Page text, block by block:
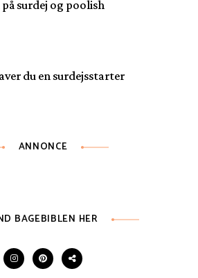
surdej og poolish
du en surdejsstarter
ANNONCE
BAGEBIBLEN HER